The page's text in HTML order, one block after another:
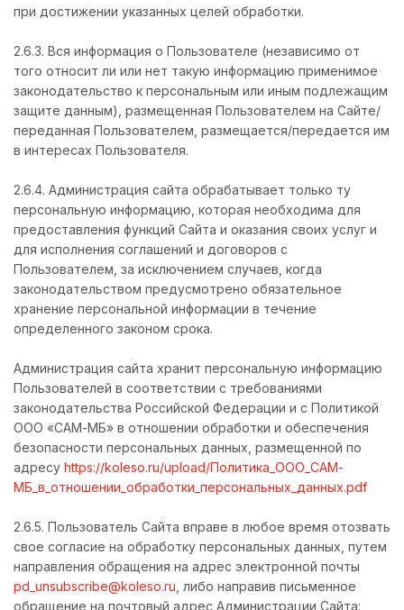
при достижении указанных целей обработки.
2.6.3. Вся информация о Пользователе (независимо от
того относит ли или нет такую информацию применимое
законодательство к персональным или иным подлежащим
защите данным), размещенная Пользователем на Сайте/
переданная Пользователем, размещается/передается им
в интересах Пользователя.
2.6.4. Администрация сайта обрабатывает только ту
персональную информацию, которая необходима для
предоставления функций Сайта и оказания своих услуг и
для исполнения соглашений и договоров с
Пользователем, за исключением случаев, когда
законодательством предусмотрено обязательное
хранение персональной информации в течение
определенного законом срока.
Администрация сайта хранит персональную информацию
Пользователей в соответствии с требованиями
законодательства Российской Федерации и с Политикой
ООО «САМ-МБ» в отношении обработки и обеспечения
безопасности персональных данных, размещенной по
адресу https://koleso.ru/upload/Политика_ООО_САМ-
МБ_в_отношении_обработки_персональных_данных.pdf
2.6.5. Пользователь Сайта вправе в любое время отозвать
свое согласие на обработку персональных данных, путем
направления обращения на адрес электронной почты
pd_unsubscribe@koleso.ru , либо направив письменное
обращение на почтовый адрес Администрации Сайта: